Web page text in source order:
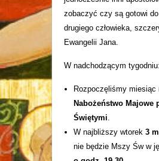
zobaczyć czy są gotowi
drugiego człowieka,
Ewangelii Jana.
W nadchodzącym tygodniu:
Rozpoczęliśmy
Nabożeństwo
Świętymi.
W najbliższy wtorek 3
nie będzie Mszy Św w